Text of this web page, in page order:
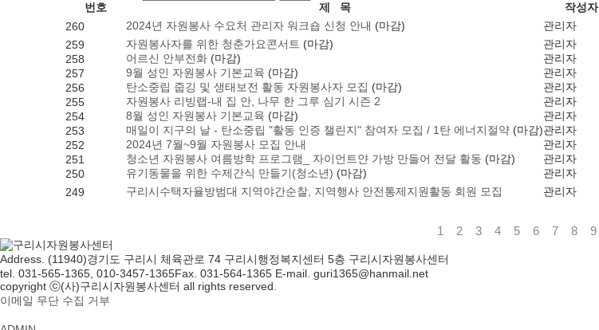
번호
제 목 작성자
260
2024년 자원봉사 수요처 관리자 워크숍 신청 안내 (마감) 관리자
259
자원봉사자를 위한 청춘가요콘서트 (마감) 관리자
258
어르신 안부전화 (마감) 관리자
257
9월 성인 자원봉사 기본교육 (마감) 관리자
256
탄소중립 줍깅 및 생태보전 활동 자원봉사자 모집 (마감) 관리자
255
자원봉사 리빙랩-내 집 안, 나무 한 그루 심기 시즌 2 관리자
254
8월 성인 자원봉사 기본교육 (마감) 관리자
253
매일이 지구의 날 - 탄소중립 "활동 인증 챌린지" 참여자 모집 / 1탄 에너지절약 (마감)관리자
252
2024년 7월~9월 자원봉사 모집 안내 관리자
251
청소년 자원봉사 여름방학 프로그램_ 자이언트얀 가방 만들어 전달 활동 (마감) 관리자
250
유기동물을 위한 수제간식 만들기(청소년) (마감) 관리자
249
구리시수택자율방범대 지역야간순찰, 지역행사 안전통제지원활동 회원 모집 관리자
1 2 3 4 5 6 7 8 9
Address. (11940)경기도 구리시 체육관로 74 구리시행정복지센터 5층 구리시자원봉사센터
tel. 031-565-1365, 010-3457-1365Fax. 031-564-1365 E-mail. guri1365@hanmail.net
copyright ⓒ(사)구리시자원봉사센터 all rights reserved.
이메일 무단 수집 거부